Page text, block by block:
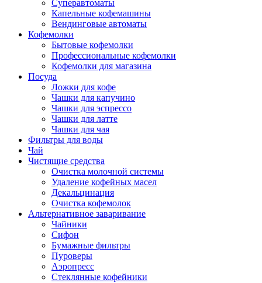
Суперавтоматы
Капельные кофемашины
Вендинговые автоматы
Кофемолки
Бытовые кофемолки
Профессиональные кофемолки
Кофемолки для магазина
Посуда
Ложки для кофе
Чашки для капучино
Чашки для эспрессо
Чашки для латте
Чашки для чая
Фильтры для воды
Чай
Чистящие средства
Очистка молочной системы
Удаление кофейных масел
Декальцинация
Очистка кофемолок
Альтернативное заваривание
Чайники
Сифон
Бумажные фильтры
Пуроверы
Аэропресс
Стеклянные кофейники